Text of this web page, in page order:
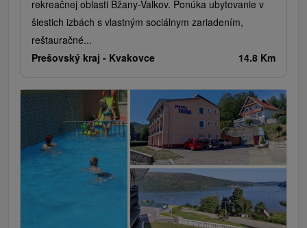
rekreačnej oblasti Bžany-Valkov. Ponúka ubytovanie v
šiestich izbách s vlastným sociálnym zariadením,
reštauračné...
Prešovský kraj - Kvakovce 14.8 Km